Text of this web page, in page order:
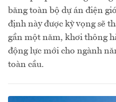
băng toàn bộ dự án điện
định này được kỳ vọng sẽ
gần một năm, khơi thông
động lực mới cho ngành
toàn cầu.